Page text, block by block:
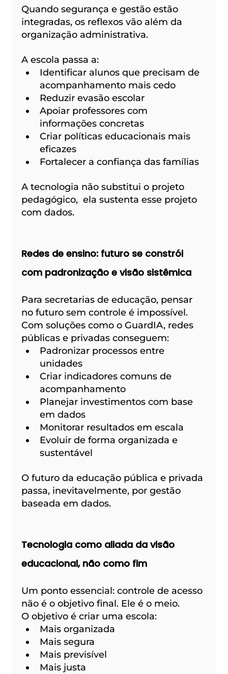
Quando segurança e gestão estão
integradas, os reflexos vão além da
organização administrativa.
A escola passa a:
Identificar alunos que precisam de
acompanhamento mais cedo
Reduzir evasão escolar
Apoiar professores com
informações concretas
Criar políticas educacionais mais
eficazes
Fortalecer a confiança das famílias
A tecnologia não substitui o projeto
pedagógico,  ela sustenta esse projeto
com dados.
Redes de ensino: futuro se constrói
com padronização e visão sistêmica
Para secretarias de educação, pensar
no futuro sem controle é impossível.
Com soluções como o GuardIA, redes
públicas e privadas conseguem:
Padronizar processos entre
unidades
Criar indicadores comuns de
acompanhamento
Planejar investimentos com base
em dados
Monitorar resultados em escala
Evoluir de forma organizada e
sustentável
O futuro da educação pública e privada
passa, inevitavelmente, por gestão
baseada em dados.
Tecnologia como aliada da visão
educacional, não como fim
Um ponto essencial: controle de acesso
não é o objetivo final. Ele é o meio.
O objetivo é criar uma escola:
Mais organizada
Mais segura
Mais previsível
Mais justa